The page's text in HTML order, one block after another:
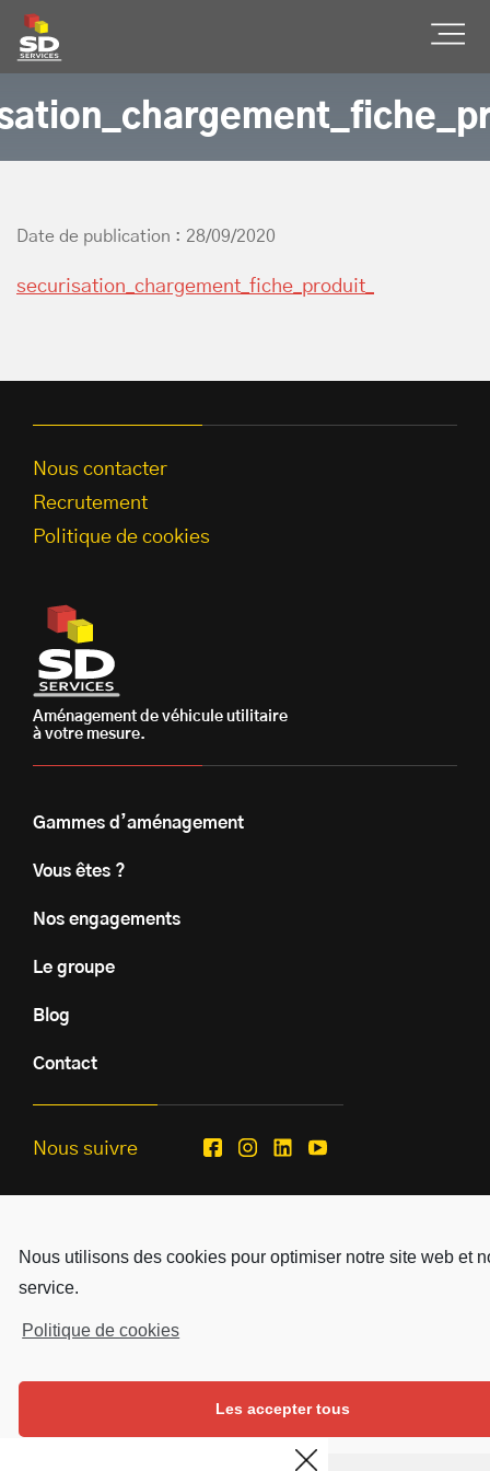
Nous utilisons des cookies pour optimiser notre site web et
service.
Politique de cookies
Les accepter tous
SD Services
Date de publication : 28/09/2020
securisation_chargement_fiche_produit_
Nous contacter
Recrutement
Politique de cookies
Aménagement de véhicule utilitaire
à votre mesure.
Gammes d’aménagement
Vous êtes ?
Nos engagements
Le groupe
Blog
Contact
Nous suivre
Copyright © SD Services - 2019
Réalisé par